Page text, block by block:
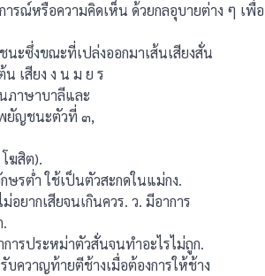
รณ์หรือความคิดเห็น ด้วยกลอุบายต่าง ๆ เพื่อ
นะซึ่งขณะที่เปล่งออกมาเส้นเสียงสั่น
เสียง ง น ม ย ร
ภาษาบาลีและ
ยัญชนะตัวที่ ๓,
ฆสิต).
รตํ่า ใช้เป็นตัวสะกดในแม่กง.
อยากเสียจนเกินควร. ว. มีอาการ
การประหม่าตัวสั่นจนทําอะไรไม่ถูก.
บควาญท้ายตีช้างเมื่อต้องการให้ช้าง